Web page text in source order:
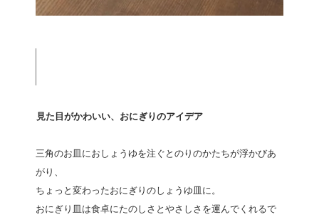
見た目がかわいい、おにぎりのアイデア
三角のお皿におしょうゆを注ぐとのりのかたちが浮かびあ
がり、
ちょっと変わったおにぎりのしょうゆ皿に。
おにぎり皿は食卓にたのしさとやさしさを運んでくれるで